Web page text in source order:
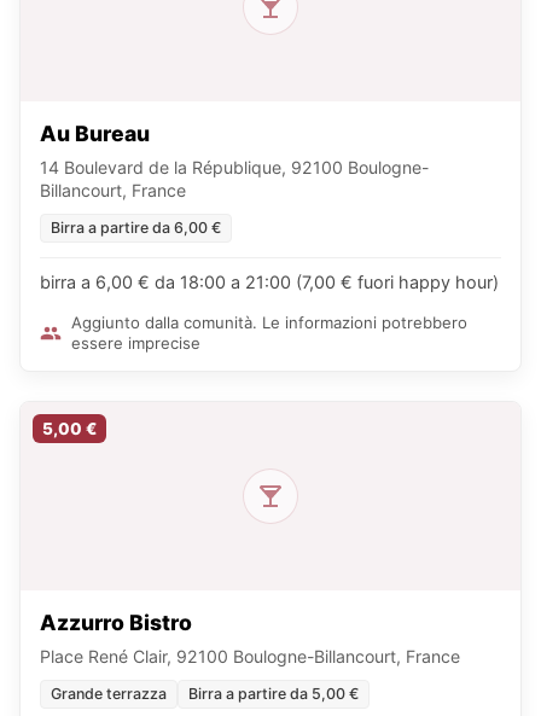
Au Bureau
14 Boulevard de la République, 92100 Boulogne-
Billancourt, France
Birra a partire da 6,00 €
birra a 6,00 € da 18:00 a 21:00 (7,00 € fuori happy hour)
Aggiunto dalla comunità. Le informazioni potrebbero
essere imprecise
5,00 €
Azzurro Bistro
Place René Clair, 92100 Boulogne-Billancourt, France
Grande terrazza Birra a partire da 5,00 €